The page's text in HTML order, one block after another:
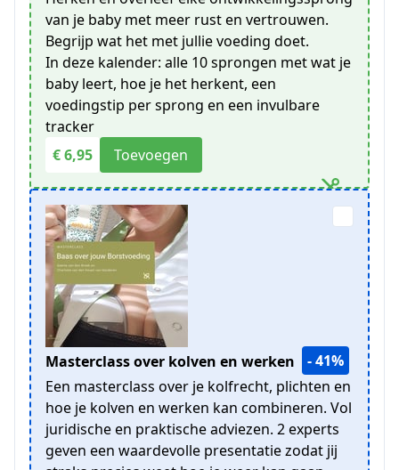
van je baby met meer rust en vertrouwen.
Begrijp wat het met jullie voeding doet.
In deze kalender: alle 10 sprongen met wat je
baby leert, hoe je het herkent, een
voedingstip per sprong en een invulbare
tracker
€ 6,95
Toevoegen
Masterclass over kolven en werken
- 41%
Een masterclass over je kolfrecht, plichten en
hoe je kolven en werken kan combineren. Vol
juridische en praktische adviezen. 2 experts
geven een waardevolle presentatie zodat jij